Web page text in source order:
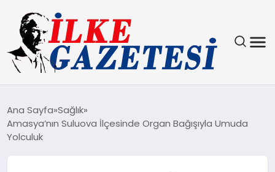
TEKNOLOJI
Ana Sayfa Sağlık
Amasya’nın Suluova İlçesinde Organ Bağışıyla Umuda
Yolculuk